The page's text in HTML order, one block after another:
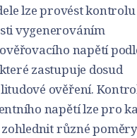
lze provést kontrolu
vygenerováním
napětí
zastupuje dosud
ověření.
napětí lze pro
různé poměry